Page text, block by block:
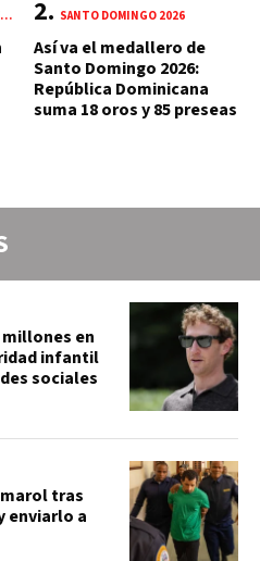
ORGANIZACIÓN DE ESTADOS AMERICANOS (OEA) SANTO DOMINGO 2026
Así va el medallero de
Santo Domingo 2026:
República Dominicana
suma 18 oros y 85 preseas
millones en
infantil
sociales
tras
enviarlo a